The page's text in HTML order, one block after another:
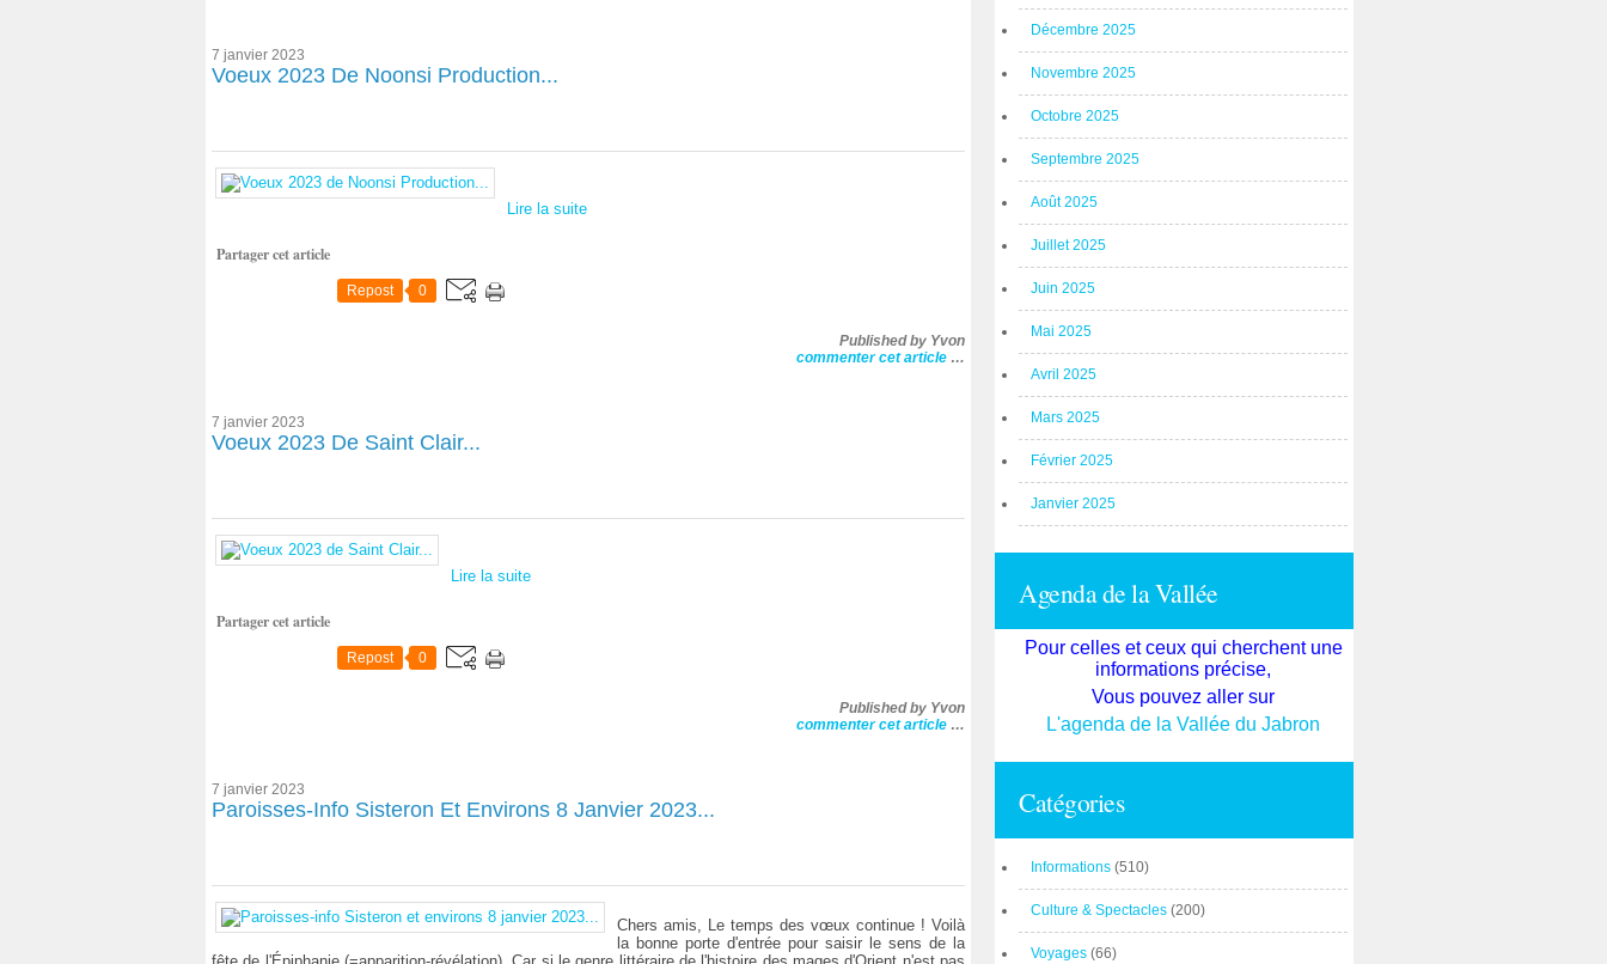
7 janvier 2023
Voeux 2023 De Noonsi Production...
Lire la suite
Partager cet article
Repost 0
Published by Yvon
commenter cet article …
7 janvier 2023
Voeux 2023 De Saint Clair...
Lire la suite
Partager cet article
Repost 0
Published by Yvon
commenter cet article …
7 janvier 2023
Paroisses-Info Sisteron Et Environs 8 Janvier 2023...
Chers amis, Le temps des vœux continue ! Voilà
la bonne porte d'entrée pour saisir le sens de la
Décembre 2025
Novembre 2025
Octobre 2025
Septembre 2025
Août 2025
Juillet 2025
Juin 2025
Mai 2025
Avril 2025
Mars 2025
Février 2025
Janvier 2025
Agenda de la Vallée
Pour celles et ceux qui cherchent une
informations précise,
Vous pouvez aller sur
L'agenda de la Vallée du Jabron
Catégories
Informations (510)
Culture & Spectacles (200)
Voyages (66)